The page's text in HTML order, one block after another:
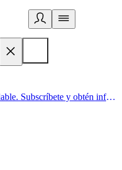
Acá comienza un estilo de vida saludable. Subscríbete y obtén información de primera mano